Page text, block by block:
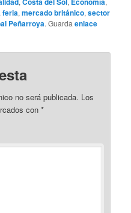
,feria,mercado británico,sector
Peñarroya. Guardaenlace
no será publicada. Los
con*